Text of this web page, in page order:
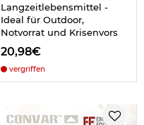
Langzeitlebensmittel -
Ideal für Outdoor,
Notvorrat und Krisenvors
20,98€
vergriffen